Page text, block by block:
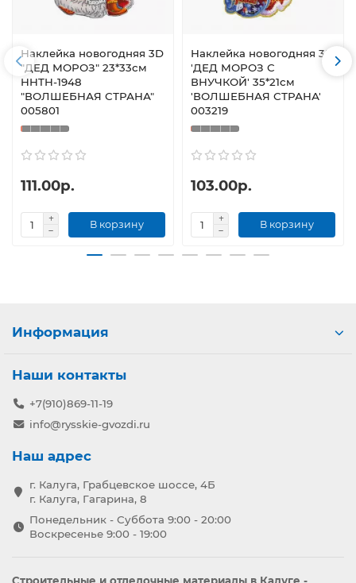
Наклейка новогодняя 3D
"ДЕД МОРОЗ" 23*33см
HHTH-1948
"ВОЛШЕБНАЯ СТРАНА"
005801
111.00р.
В корзину
Наклейка новогодняя 3D
'ДЕД МОРОЗ С
ВНУЧКОЙ' 35*21см
'ВОЛШЕБНАЯ СТРАНА'
003219
103.00р.
В корзину
Информация
Наши контакты
+7(910)869-11-19
info@rysskie-gvozdi.ru
Наш адрес
г. Калуга, Грабцевское шоссе, 4Б
г. Калуга, Гагарина, 8
Понедельник - Суббота 9:00 - 20:00
Воскресенье 9:00 - 19:00